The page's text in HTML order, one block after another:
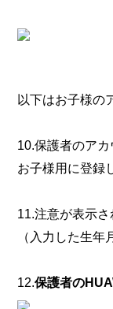
以下はお子様の
10.保護者のア
お子様用に登録
11.注意が表示
（入力した生年
12.保護者の